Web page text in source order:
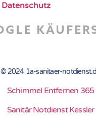
Datenschutz
© 2024 1a-sanitaer-
Schimmel Entfernen 365
Sanitär Notdienst Kessler